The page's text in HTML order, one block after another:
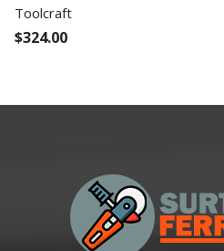
Toolcraft
$324.00